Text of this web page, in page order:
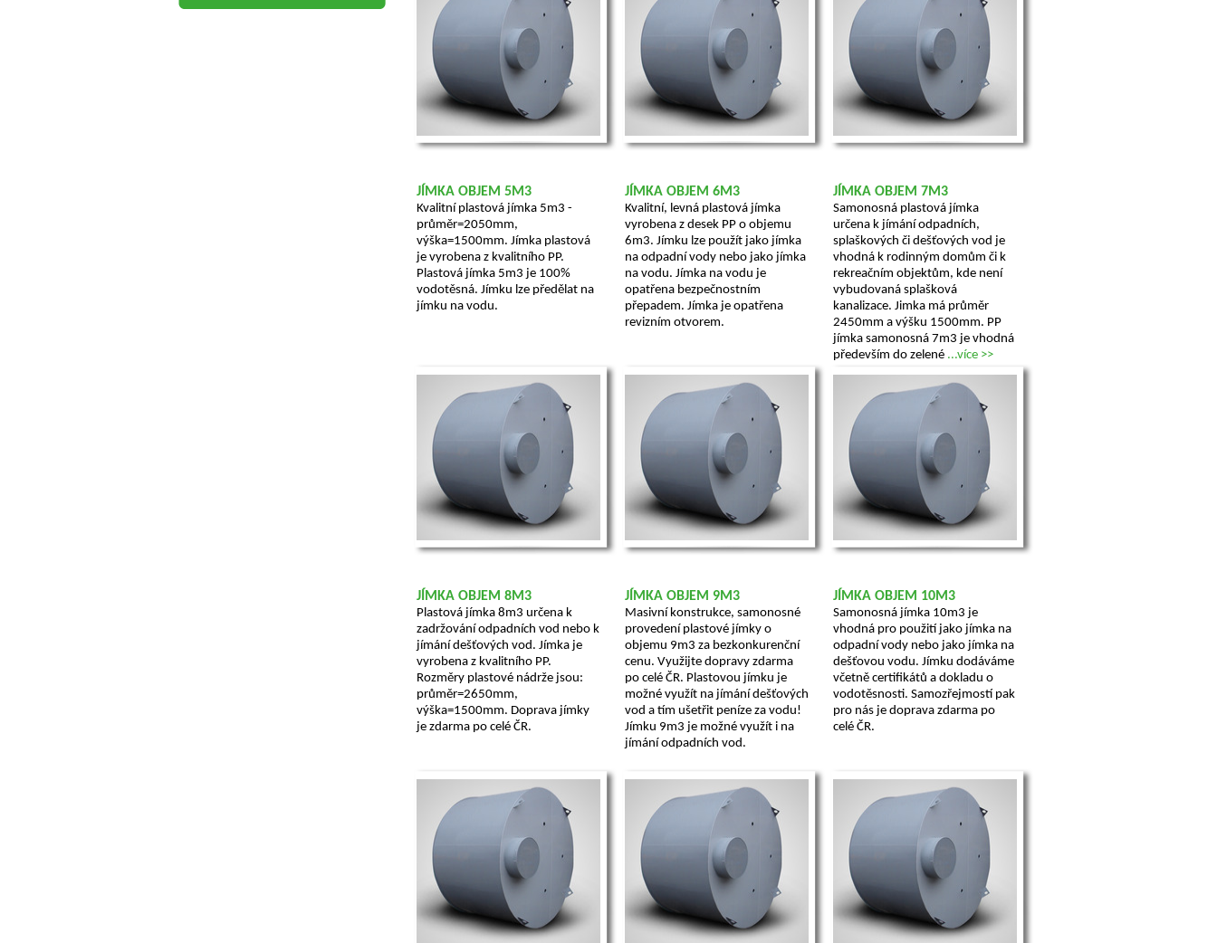
JÍMKA OBJEM 5M3
Kvalitní plastová jímka 5m3 -
průměr=2050mm,
výška=1500mm. Jímka plastová
je vyrobena z kvalitního PP.
Plastová jímka 5m3 je 100%
vodotěsná. Jímku lze předělat na
jímku na vodu.
JÍMKA OBJEM 6M3
Kvalitní, levná plastová jímka
vyrobena z desek PP o objemu
6m3. Jímku lze použít jako jímka
na odpadní vody nebo jako jímka
na vodu. Jímka na vodu je
opatřena bezpečnostním
přepadem. Jímka je opatřena
revizním otvorem.
JÍMKA OBJEM 7M3
Samonosná plastová jímka
určena k jímání odpadních,
splaškových či dešťových vod je
vhodná k rodinným domům či k
rekreačním objektům, kde není
vybudovaná splašková
kanalizace. Jimka má průměr
2450mm a výšku 1500mm. PP
jímka samonosná 7m3 je vhodná
především do zelené ...více >>
JÍMKA OBJEM 8M3
Plastová jímka 8m3 určena k
zadržování odpadních vod nebo k
jímání dešťových vod. Jímka je
vyrobena z kvalitního PP.
Rozměry plastové nádrže jsou:
průměr=2650mm,
výška=1500mm. Doprava jímky
je zdarma po celé ČR.
JÍMKA OBJEM 9M3
Masivní konstrukce, samonosné
provedení plastové jímky o
objemu 9m3 za bezkonkurenční
cenu. Využijte dopravy zdarma
po celé ČR. Plastovou jímku je
možné využít na jímání dešťových
vod a tím ušetřit peníze za vodu!
Jímku 9m3 je možné využít i na
jímání odpadních vod.
JÍMKA OBJEM 10M3
Samonosná jímka 10m3 je
vhodná pro použití jako jímka na
odpadní vody nebo jako jímka na
dešťovou vodu. Jímku dodáváme
včetně certifikátů a dokladu o
vodotěsnosti. Samozřejmostí pak
pro nás je doprava zdarma po
celé ČR.